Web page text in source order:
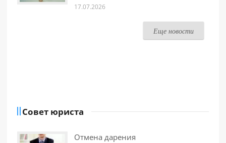
17.07.2026
Еще новости
Совет юриста
Отмена дарения